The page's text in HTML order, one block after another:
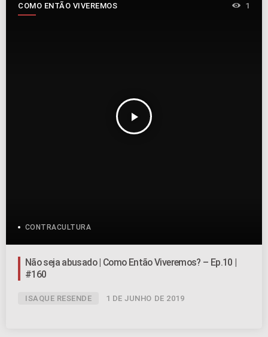
COMO ENTÃO VIVEREMOS
play_arrow
1
CONTRACULTURA
Não seja abusado | Como Então Viveremos? – Ep.10 |
#160
ISAQUE RESENDE 1 DE JUNHO DE 2019